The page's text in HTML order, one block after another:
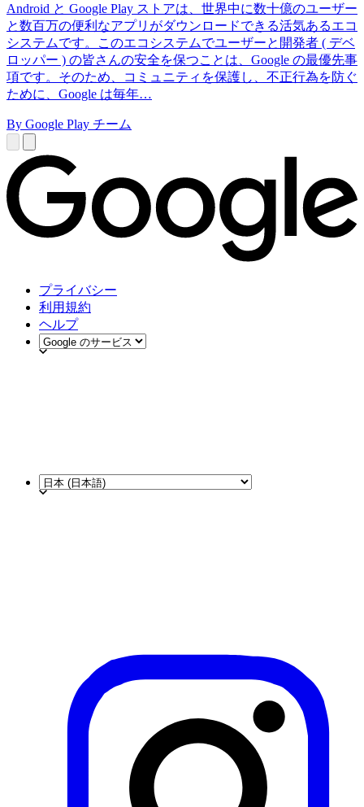
Android と Google Play ストアは、世界中に数十億のユーザー
と数百万の便利なアプリがダウンロードできる活気あるエコ
システムです。このエコシステムでユーザーと開発者 ( デベ
ロッパー ) の皆さんの安全を保つことは、Google の最優先事
項です。そのため、コミュニティを保護し、不正行為を防ぐ
ために、Google は毎年…
By Google Play チーム
プライバシー
利用規約
ヘルプ